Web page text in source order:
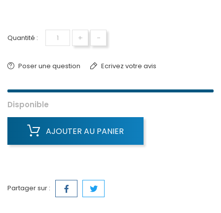
Quantité : + -
Poser une question Ecrivez votre avis
Disponible
AJOUTER AU PANIER
Partager sur :